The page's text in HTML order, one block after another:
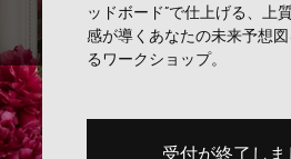
ッドボード”で仕上げる、上
感が導くあなたの未来予想
るワークショップ。